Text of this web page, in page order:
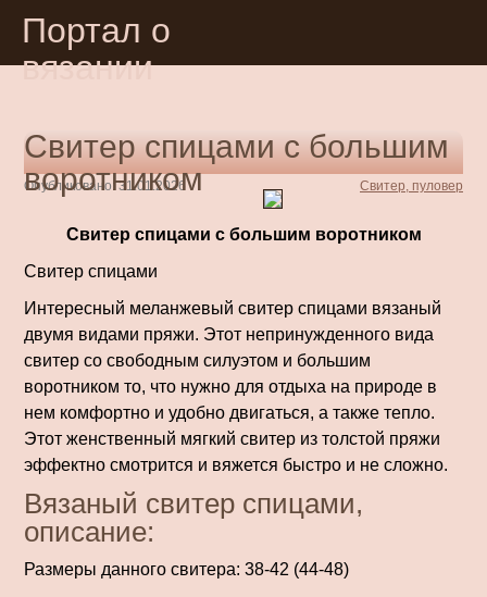
Портал о
вязании
Свитер спицами с большим
воротником
Опубликовано: 31.01.2026 Свитер, пуловер
Свитер спицами с большим воротником
Свитер спицами
Интересный меланжевый свитер спицами вязаный
двумя видами пряжи. Этот непринужденного вида
свитер со свободным силуэтом и большим
воротником то, что нужно для отдыха на природе в
нем комфортно и удобно двигаться, а также тепло.
Этот женственный мягкий свитер из толстой пряжи
эффектно смотрится и вяжется быстро и не сложно.
Вязаный свитер спицами,
описание:
Размеры данного свитера: 38-42 (44-48)